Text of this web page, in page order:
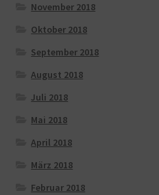
November 2018
Oktober 2018
September 2018
August 2018
Juli 2018
Mai 2018
April 2018
März 2018
Februar 2018